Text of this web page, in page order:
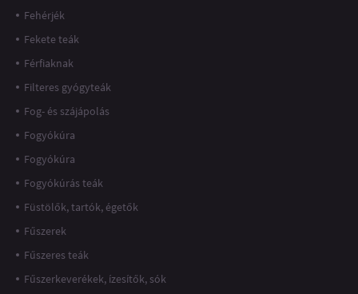
Fehérjék
Fekete teák
Férfiaknak
Filteres gyógyteák
Fog- és szájápolás
Fogyókúra
Fogyókúra
Fogyókúrás teák
Füstölők, tartók, égetők
Fűszerek
Fűszeres teák
Fűszerkeverékek, ízesítők, sók